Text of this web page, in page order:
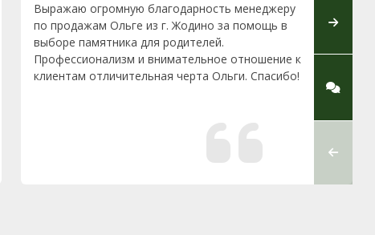
Выражаю огромную благодарность менеджеру
по продажам Ольге из г. Жодино за помощь в
выборе памятника для родителей.
Профессионализм и внимательное отношение к
клиентам отличительная черта Ольги. Спасибо!